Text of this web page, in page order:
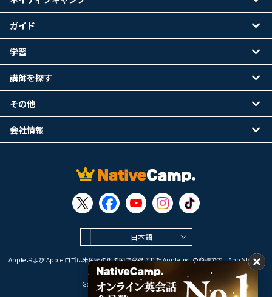
日本語
Apple および Apple ロゴは米国その他の国で登録された Apple Inc. の商標です。App Store は
Apple Inc. のサービスマークです。
Google Play は Google LLC の商標です。
ガイド
学習
講師を探す
その他
会社情報